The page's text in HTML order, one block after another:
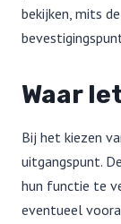
bekijken, mits
Waar
Bij het kiezen
uitgangspunt.
hun functie te
eventueel